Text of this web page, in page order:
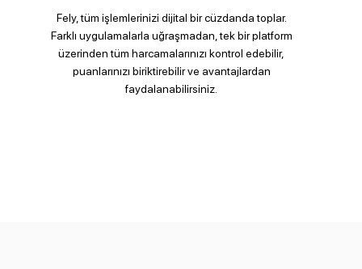
Fely, tüm işlemlerinizi dijital bir cüzdanda toplar.
Farklı uygulamalarla uğraşmadan, tek bir platform
üzerinden tüm harcamalarınızı kontrol edebilir,
puanlarınızı biriktirebilir ve avantajlardan
faydalanabilirsiniz.